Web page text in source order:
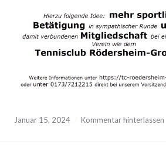
Januar 15, 2024 Kommentar hinterlassen